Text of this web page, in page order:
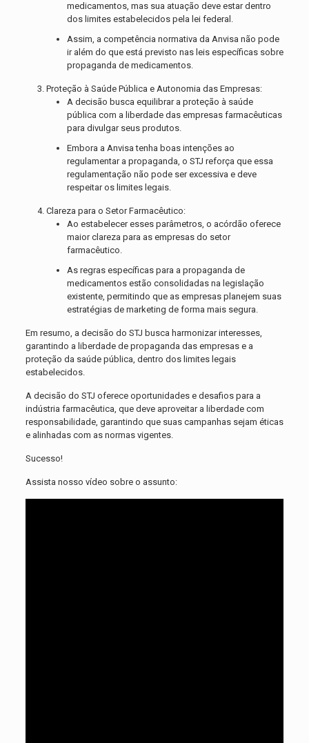
medicamentos, mas sua atuação deve estar dentro
dos limites estabelecidos pela lei federal.
Assim, a competência normativa da Anvisa não pode
ir além do que está previsto nas leis específicas sobre
propaganda de medicamentos.
Proteção à Saúde Pública e Autonomia das Empresas:
A decisão busca equilibrar a proteção à saúde
pública com a liberdade das empresas farmacêuticas
para divulgar seus produtos.
Embora a Anvisa tenha boas intenções ao
regulamentar a propaganda, o STJ reforça que essa
regulamentação não pode ser excessiva e deve
respeitar os limites legais.
Clareza para o Setor Farmacêutico:
Ao estabelecer esses parâmetros, o acórdão oferece
maior clareza para as empresas do setor
farmacêutico.
As regras específicas para a propaganda de
medicamentos estão consolidadas na legislação
existente, permitindo que as empresas planejem suas
estratégias de marketing de forma mais segura.
Em resumo, a decisão do STJ busca harmonizar interesses,
garantindo a liberdade de propaganda das empresas e a
proteção da saúde pública, dentro dos limites legais
estabelecidos.
A decisão do STJ oferece oportunidades e desafios para a
indústria farmacêutica, que deve aproveitar a liberdade com
responsabilidade, garantindo que suas campanhas sejam éticas
e alinhadas com as normas vigentes.
Sucesso!
Assista nosso vídeo sobre o assunto: